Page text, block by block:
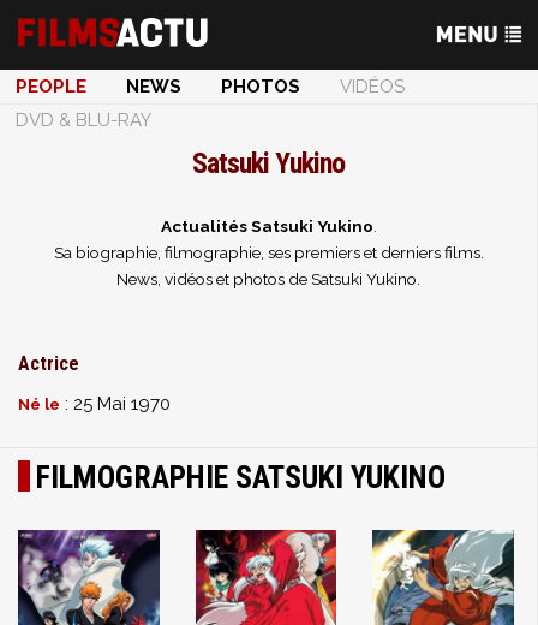
PEOPLE NEWS PHOTOS
VIDÉOS
DVD & BLU-RAY
Satsuki Yukino
Actualités Satsuki Yukino
Sa biographie, filmographie, ses premiers et derniers films.
News, vidéos et photos de Satsuki Yukino.
Actrice
Né le : 25 Mai 1970
FILMOGRAPHIE SATSUKI YUKINO